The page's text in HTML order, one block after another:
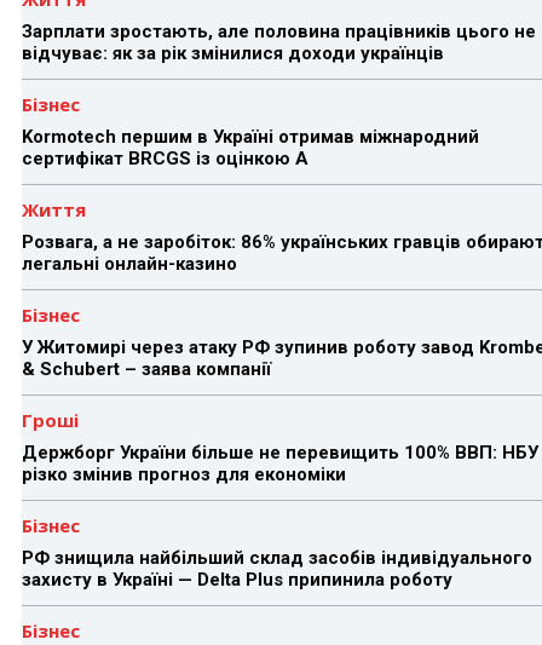
Зарплати зростають, але половина працівників цього не
відчуває: як за рік змінилися доходи українців
Бізнес
Kormotech першим в Україні отримав міжнародний
сертифікат BRCGS із оцінкою A
Життя
Розвага, а не заробіток: 86% українських гравців
легальні онлайн-казино
Бізнес
У Житомирі через атаку РФ зупинив роботу завод
& Schubert – заява компанії
Гроші
Держборг України більше не перевищить 100% ВВП: НБУ
різко змінив прогноз для економіки
Бізнес
РФ знищила найбільший склад засобів індивідуального
захисту в Україні — Delta Plus припинила роботу
Бізнес